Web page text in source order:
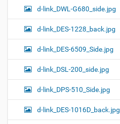
d-link_DWL-G680_side.jpg
d-link_DES-1228_back.jpg
d-link_DES-6509_Side.jpg
d-link_DSL-200_side.jpg
d-link_DPS-510_Side.jpg
d-link_DES-1016D_back.jpg